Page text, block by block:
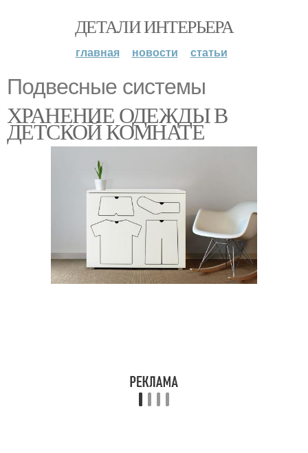
ДЕТАЛИ ИНТЕРЬЕРА
главная новости статьи
Подвесные системы
ХРАНЕНИЕ ОДЕЖДЫ В
ДЕТСКОЙ КОМНАТЕ